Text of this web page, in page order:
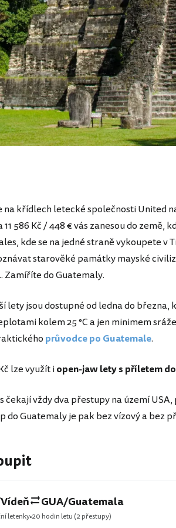
na křídlech letecké společnosti United
11 586 Kč / 448 € vás zanesou do
kde se na jedné straně vykoupete v
starověké památky mayské
Zamíříte do Guatemaly.
lety jsou dostupné od ledna do
kolem 25 °C a jen minimem
průvodce po Guatemale.
lze využít iopen-jaw lety s příletem
čekají vždy dva přestupy na území
do Guatemaly je pak bez vízový a bez
GUA/Guatemala
letenky 20 hodin letu (2 přestupy)